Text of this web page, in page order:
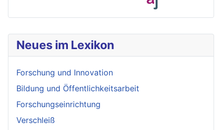
Neues im Lexikon
Forschung und Innovation
Bildung und Öffentlichkeitsarbeit
Forschungseinrichtung
Verschleiß